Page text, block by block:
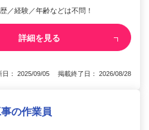
／経験／年齢などは不問！
詳細を見る
日： 2025/09/05 掲載終了日： 2026/08/28
の作業員